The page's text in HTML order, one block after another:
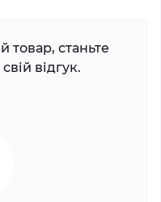
товар, станьте
відгук.